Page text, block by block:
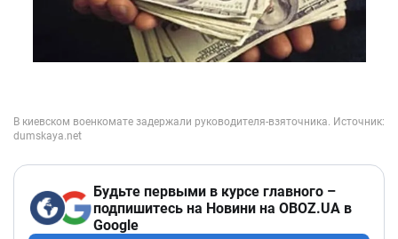
Будьте первыми в курсе главного –
подпишитесь на Новини на OBOZ.UA в
Google